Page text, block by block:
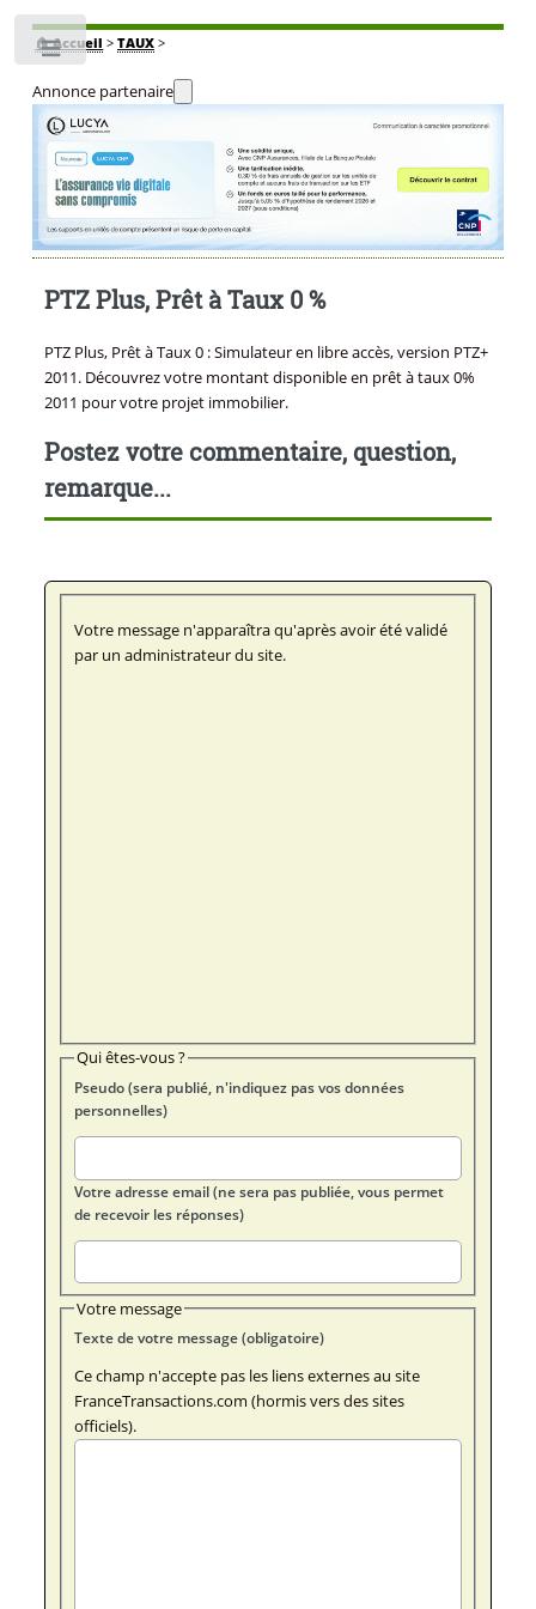
🏠Accueil > TAUX>
Annonce partenaire
PTZ Plus, Prêt à Taux 0 %
PTZ Plus, Prêt à Taux 0 : Simulateur en libre accès, version PTZ+
2011. Découvrez votre montant disponible en prêt à taux 0%
2011 pour votre projet immobilier.
Postez votre commentaire, question,
remarque...
Votre message n'apparaîtra qu'après avoir été validé
par un administrateur du site.
Qui êtes-vous ?
Pseudo (sera publié, n'indiquez pas vos données
personnelles)
Votre adresse email (ne sera pas publiée, vous permet
de recevoir les réponses)
Votre message
Texte de votre message (obligatoire)
Ce champ n'accepte pas les liens externes au site
FranceTransactions.com (hormis vers des sites
officiels).
Toggle